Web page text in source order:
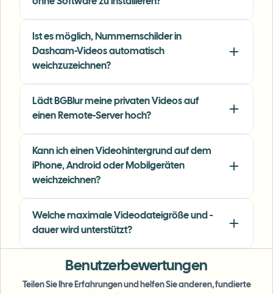
face and plate blur here are the most natural-
looking — great for client deliverables where
privacy matters."
LT
Freelance Video Editor
We rely on the motion-aware blur and plate
It's fast, consistent, and saves legal review
time."
MC
Michael Chen
Ist es möglich, Nummernschilder in
Dashcam-Videos automatisch
weichzuzeichnen?
Lädt BGBlur meine privaten Videos auf
einen Remote-Server hoch?
Kann ich einen Videohintergrund auf dem
iPhone, Android oder Mobilgeräten
weichzeichnen?
Welche maximale Videodateigröße und -
dauer wird unterstützt?
Benutzerbewertungen
Teilen Sie Ihre Erfahrungen und helfen Sie anderen, fundierte